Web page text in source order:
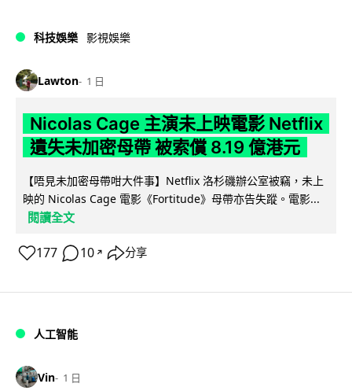
科技娛樂 影視娛樂
Lawton 1 日
Nicolas Cage 主演未上映電影 Netflix
遺失未加密母帶 被索償 8.19 億港元
【唔見未加密母帶咁大件事】Netflix 洛杉磯辦公室被竊，未上
映的 Nicolas Cage 電影《Fortitude》母帶亦告失蹤。電影...
閱讀全文
177 10 ↗ 分享
人工智能
Vin 1 日